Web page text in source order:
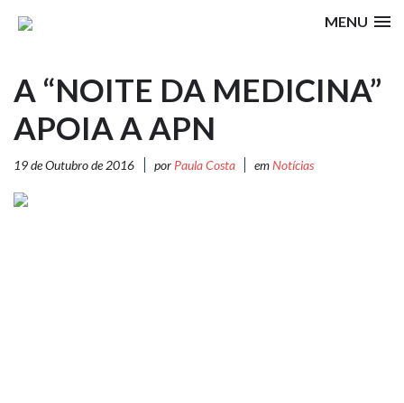
MENU
A “NOITE DA MEDICINA”
APOIA A APN
19 de Outubro de 2016 por Paula Costa emNotícias